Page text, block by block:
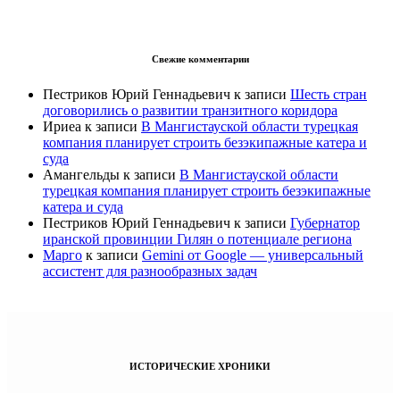
Свежие комментарии
Пестриков Юрий Геннадьевич к записи Шесть стран
договорились о развитии транзитного коридора
Ириеа к записи В Мангистауской области турецкая
компания планирует строить безэкипажные катера и
суда
Амангельды к записи В Мангистауской области
турецкая компания планирует строить безэкипажные
катера и суда
Пестриков Юрий Геннадьевич к записи Губернатор
иранской провинции Гилян о потенциале региона
Марго к записи Gemini от Google — универсальный
ассистент для разнообразных задач
ИСТОРИЧЕСКИЕ ХРОНИКИ